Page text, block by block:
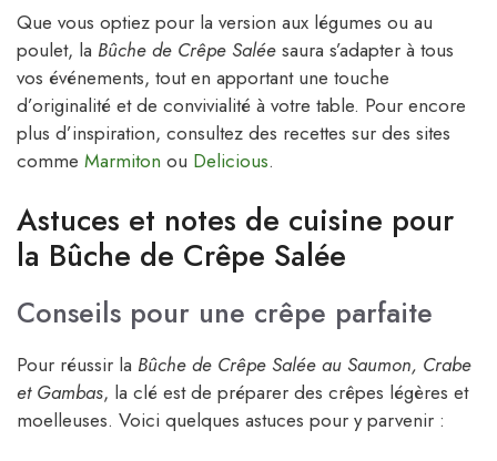
Que vous optiez pour la version aux légumes ou au
poulet, la Bûche de Crêpe Salée saura s’adapter à tous
vos événements, tout en apportant une touche
d’originalité et de convivialité à votre table. Pour encore
plus d’inspiration, consultez des recettes sur des sites
comme Marmiton ou Delicious.
Astuces et notes de cuisine pour
la Bûche de Crêpe Salée
Conseils pour une crêpe parfaite
Pour réussir la Bûche de Crêpe Salée au Saumon, Crabe
et Gambas, la clé est de préparer des crêpes légères et
moelleuses. Voici quelques astuces pour y parvenir :